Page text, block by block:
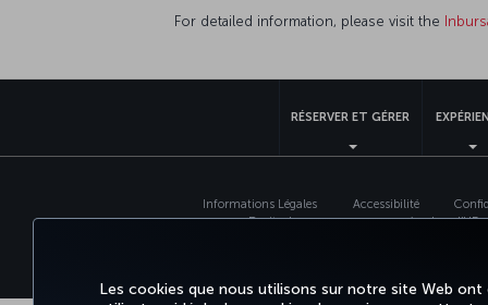
Les cookies que nous utilisons sur notre site Web
For detailed information, please visit the
RÉSERVER ET GÉRER
Informations Légales Accessibilité
Droits des personnes concernées dans l’UE